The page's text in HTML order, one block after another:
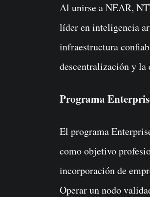
Al unirse a NEAR,
líder en inteligencia
infraestructura
descentralización y
Programa
El programa
como objetivo
incorporación de
Operar un nodo